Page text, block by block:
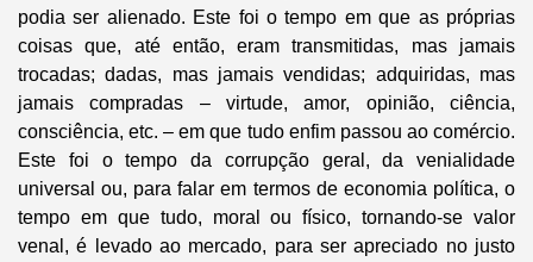
podia ser alienado. Este foi o tempo em que as próprias
coisas que, até então, eram transmitidas, mas jamais
trocadas; dadas, mas jamais vendidas; adquiridas, mas
jamais compradas – virtude, amor, opinião, ciência,
consciência, etc. – em que tudo enfim passou ao comércio.
Este foi o tempo da corrupção geral, da venialidade
universal ou, para falar em termos de economia política, o
tempo em que tudo, moral ou físico, tornando-se valor
venal, é levado ao mercado, para ser apreciado no justo